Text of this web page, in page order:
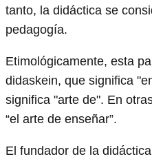
tanto, la didáctica se
pedagogía.
Etimológicamente, esta
didaskein, que significa
significa "arte de". En
“el arte de enseñar”.
El fundador de la